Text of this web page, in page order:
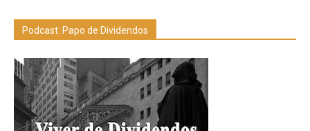
Podcast: Papo de Dividendos